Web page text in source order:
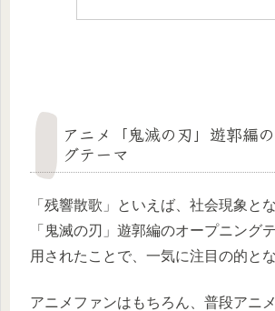
アニメ「鬼滅の刃」遊郭編
グテーマ
「残響散歌」といえば、社会現象と
「鬼滅の刃」遊郭編のオープニング
用されたことで、一気に注目の的と
アニメファンはもちろん、普段アニ